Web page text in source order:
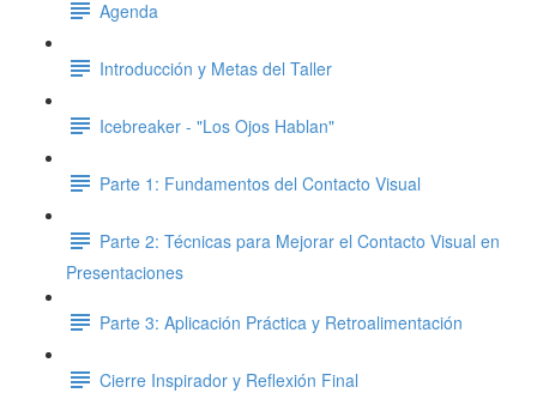
Agenda
Introducción y Metas del Taller
Icebreaker - "Los Ojos Hablan"
Parte 1: Fundamentos del Contacto Visual
Parte 2: Técnicas para Mejorar el Contacto Visual en
Presentaciones
Parte 3: Aplicación Práctica y Retroalimentación
Cierre Inspirador y Reflexión Final